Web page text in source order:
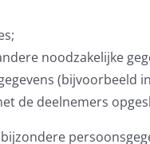
noodzakelijke
(bijvoorbeeld
de deelnemers